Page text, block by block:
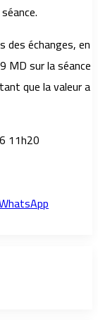
des échanges, en
MD sur la séance
que la valeur a
11h20